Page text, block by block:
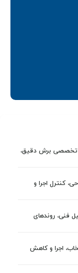
تخصصی برش دقیق،
کنترل اجرا و
فنی، روندهای
اجرا و کاهش